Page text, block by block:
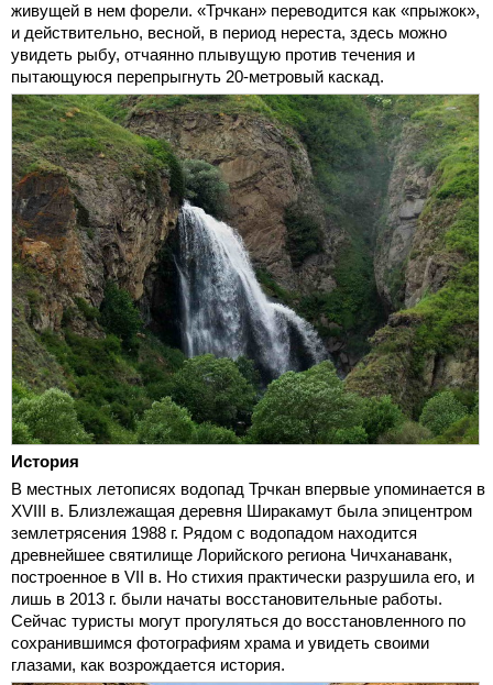
живущей в нем форели. «Трчкан» переводится как «прыжок»,
и действительно, весной, в период нереста, здесь можно
увидеть рыбу, отчаянно плывущую против течения и
пытающуюся перепрыгнуть 20-метровый каскад.
История
В местных летописях водопад Трчкан впервые упоминается в
XVIII в. Близлежащая деревня Ширакамут была эпицентром
землетрясения 1988 г. Рядом с водопадом находится
древнейшее святилище Лорийского региона Чичханаванк,
построенное в VII в. Но стихия практически разрушила его, и
лишь в 2013 г. были начаты восстановительные работы.
Сейчас туристы могут прогуляться до восстановленного по
сохранившимся фотографиям храма и увидеть своими
глазами, как возрождается история.